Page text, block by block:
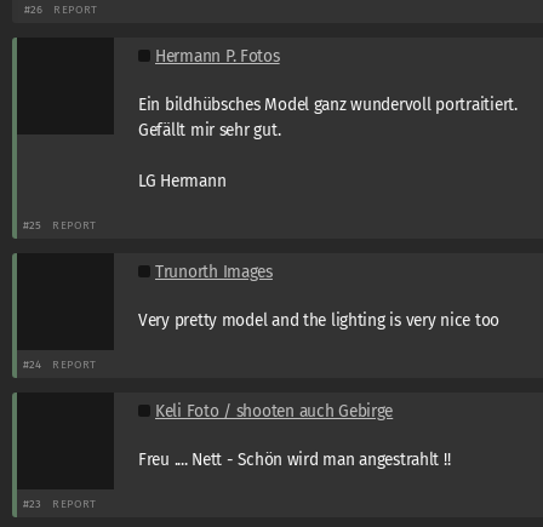
#26 REPORT
Hermann P. Fotos
Ein bildhübsches Model ganz wundervoll portraitiert.
Gefällt mir sehr gut.
LG Hermann
#25 REPORT
Trunorth Images
Very pretty model and the lighting is very nice too
#24 REPORT
Keli Foto / shooten auch Gebirge
Freu .... Nett - Schön wird man angestrahlt !!
#23 REPORT